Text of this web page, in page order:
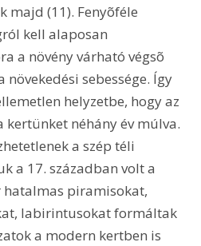
majd (11). Fenyõféle
kell alaposan
a növény várható végsõ
növekedési sebessége. Így
helyzetbe, hogy az
kertünket néhány év múlva.
a szép téli
a 17. században volt a
piramisokat,
labirintusokat formáltak
a modern kertben is